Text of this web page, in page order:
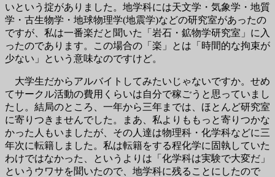
いという掟がありました。地学科には天文学・気象学・地質
学・古生物学・地球物理学(地震学)などの研究室があったの
ですが、私は一番楽だと聞いた「岩石・鉱物学研究室」に入
ったのであります。この場合の「楽」とは「時間的な拘束が
少ない」という意味なのですけど。
大学生だからアルバイトしてみたいじゃないですか。せめ
てサークル活動の費用くらいは自分で稼ごうと思っていまし
たし。結局のところ、一年から三年までは、ほとんど研究室
に寄りつきませんでした。まあ、私よりももっと寄りつかな
かった人もいましたが、その人達は物理科・化学科などに三
年次に転籍しました。私は転籍をする程化学に固執していた
わけではなかった、というよりは「化学科は実験で大変だ」
というウワサを聞いたので、地学科に残ることにしたので